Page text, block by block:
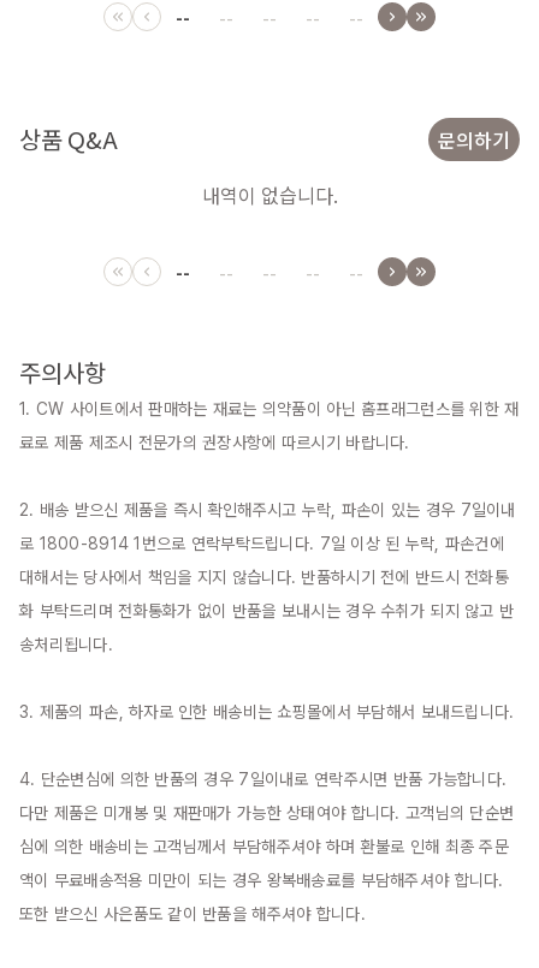
-- -- -- -- --
상품 Q&A
문의하기
내역이 없습니다.
-- -- -- -- --
주의사항
1. CW 사이트에서 판매하는 재료는 의약품이 아닌 홈프래그런스를 위한 재
료로 제품 제조시 전문가의 권장사항에 따르시기 바랍니다.
2. 배송 받으신 제품을 즉시 확인해주시고 누락, 파손이 있는 경우 7일이내
로 1800-8914 1번으로 연락부탁드립니다. 7일 이상 된 누락, 파손건에
대해서는 당사에서 책임을 지지 않습니다. 반품하시기 전에 반드시 전화통
화 부탁드리며 전화통화가 없이 반품을 보내시는 경우 수취가 되지 않고 반
송처리됩니다.
3. 제품의 파손, 하자로 인한 배송비는 쇼핑몰에서 부담해서 보내드립니다.
4. 단순변심에 의한 반품의 경우 7일이내로 연락주시면 반품 가능합니다.
다만 제품은 미개봉 및 재판매가 가능한 상태여야 합니다. 고객님의 단순변
심에 의한 배송비는 고객님께서 부담해주셔야 하며 환불로 인해 최종 주문
액이 무료배송적용 미만이 되는 경우 왕복배송료를 부담해주셔야 합니다.
또한 받으신 사은품도 같이 반품을 해주셔야 합니다.